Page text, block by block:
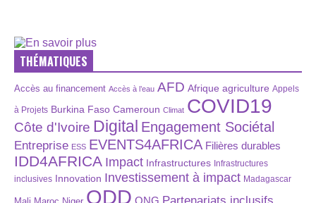
THÉMATIQUES
Accès au financement Accès à l’eau AFD Afrique agriculture Appels
à Projets Burkina Faso Cameroun Climat COVID19
Côte d'Ivoire Digital Engagement Sociétal
Entreprise ESS EVENTS4AFRICA Filières durables
IDD4AFRICA Impact Infrastructures Infrastructures
inclusives Innovation Investissement à impact Madagascar
ODD